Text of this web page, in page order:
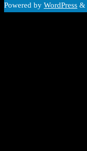
Powered by WordPress &